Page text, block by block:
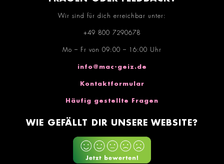
Wir sind für dich erreichbar unter:
+49 800 7290678
Mo – Fr von 09:00 – 16:00 Uhr
info@mac-geiz.de
Kontaktformular
Häufig gestellte Fragen
WIE GEFÄLLT DIR UNSERE WEBSITE?